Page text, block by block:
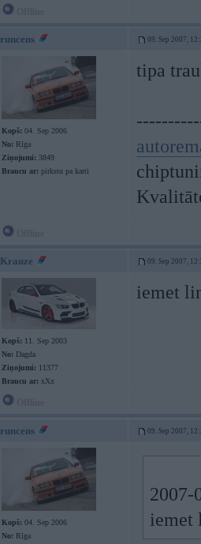
runcens 09. Sep 2007,
Kopš: 04. Sep 2006
No: Rīga
Ziņojumi: 3849
Braucu ar: pirkstu pa karti
tipa
Krauze 09. Sep 2007,
Kopš: 11. Sep 2003
No: Dagda
Ziņojumi: 11377
Braucu ar: xXx
iemet
runcens 09. Sep 2007,
Kopš: 04. Sep 2006
No: Rīga
2007-